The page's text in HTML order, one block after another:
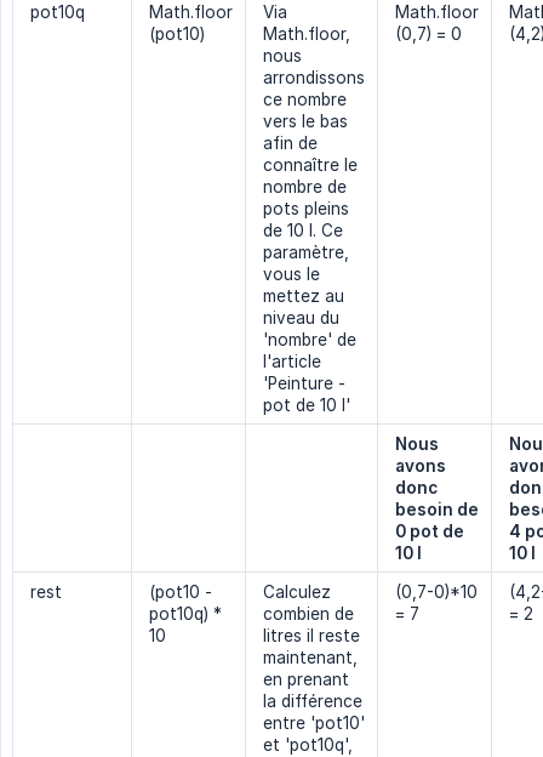
pot10q
Math.floor
(pot10)
Via
Math.floor,
nous
arrondissons
ce nombre
vers le bas
afin de
connaître le
nombre de
pots pleins
de 10 l. Ce
paramètre,
vous le
mettez au
niveau du
'nombre' de
l'article
'Peinture -
pot de 10 l'
Math.floor
(0,7) = 0
Nous
avons
donc
besoin de
0 pot de
10 l
4
10 l
rest
(pot10 -
pot10q) *
10
Calculez
combien de
litres il reste
maintenant,
en prenant
la différence
entre 'pot10'
et 'pot10q',
(0,7-0)*10
= 7
= 2